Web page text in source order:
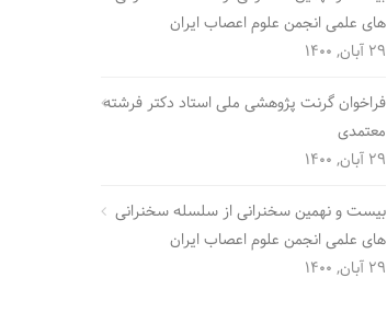
های علمی انجمن علوم اعصاب ایران
29 آبان, 1400
فراخوان گرنت پژوهشی ملی استاد دکتر فرشته
معتمدی
29 آبان, 1400
بیست و نهمین سخنرانی از سلسله سخنرانی
های علمی انجمن علوم اعصاب ایران
29 آبان, 1400